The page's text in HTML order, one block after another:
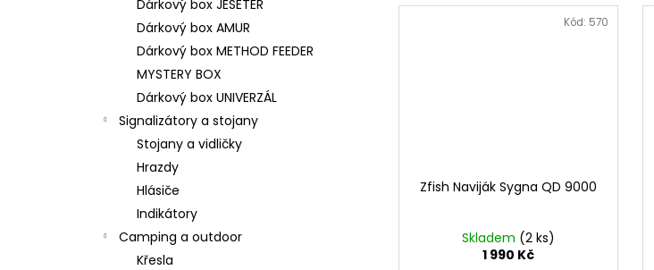
Dárkový box JESETER
Dárkový box AMUR
Dárkový box METHOD FEEDER
MYSTERY BOX
Dárkový box UNIVERZÁL
Signalizátory a stojany
Stojany a vidličky
Hrazdy
Hlásiče
Indikátory
Camping a outdoor
Křesla
Zfish Naviják Sygna QD 9000
Skladem (2 ks)
1 990 Kč
Kód: 570